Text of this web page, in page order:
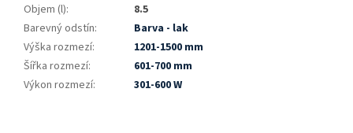
Objem (l):
8.5
Barevný odstín:
Barva - lak
Výška rozmezí:
1201-1500 mm
Šířka rozmezí:
601-700 mm
Výkon rozmezí: 301-600 W